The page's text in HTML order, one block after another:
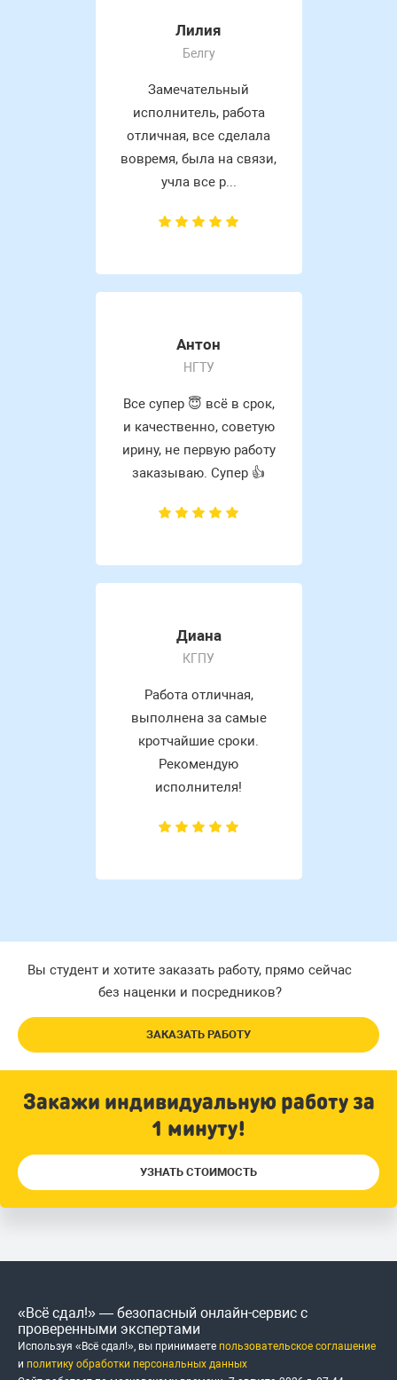
Лилия
Белгу
Замечательный
исполнитель, работа
отличная, все сделала
вовремя, была на связи,
учла все р...
Антон
НГТУ
Все супер 😇 всё в срок,
и качественно, советую
ирину, не первую работу
заказываю. Супер 👍
Диана
КГПУ
Работа отличная,
выполнена за самые
кротчайшие сроки.
Рекомендую
исполнителя!
Вы студент и хотите заказать работу, прямо сейчас
без наценки и посредников?
ЗАКАЗАТЬ РАБОТУ
Закажи индивидуальную работу за
1 минуту!
УЗНАТЬ СТОИМОСТЬ
«Всё сдал!» — безопасный онлайн-сервис с
проверенными экспертами
Используя «Всё сдал!», вы принимаете пользовательское соглашение
и политику обработки персональных данных